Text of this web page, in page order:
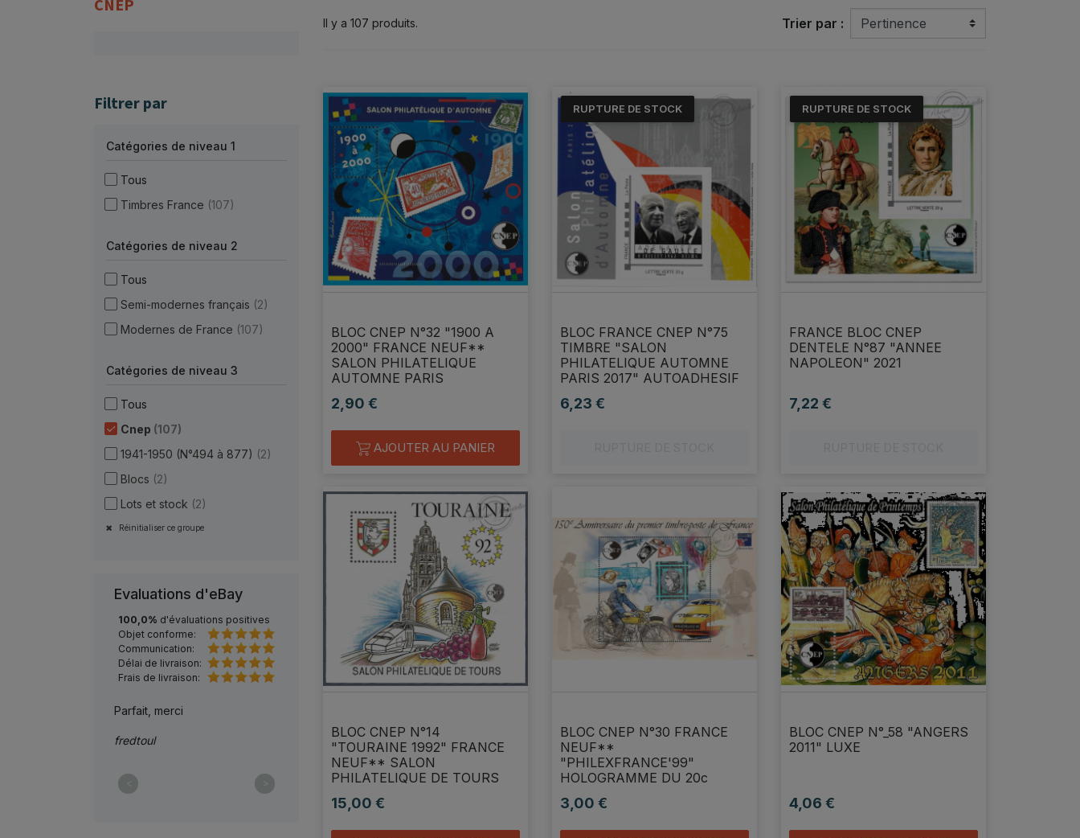
CNEP
Filtrer par
Catégories de niveau 1
Tous
Timbres France (107)
Catégories de niveau 2
Tous
Semi-modernes français (2)
Modernes de France (107)
Catégories de niveau 3
Tous
Cnep (107)
1941-1950 (N°494 à 877) (2)
Blocs (2)
Lots et stock (2)
Réinitialiser ce groupe
Evaluations d'eBay
100,0% d'évaluations positives
Objet conforme:
Communication:
Délai de livraison:
Frais de livraison:
Parfait, merci
fredtoul sauzl caloanla21 3426michel cladv
< >
Il y a 107 produits. Trier par :
BLOC CNEP N°32 "1900 A
2000" FRANCE NEUF**
SALON PHILATELIQUE
AUTOMNE PARIS
Prix
2,90 €
AJOUTER AU PANIER
BLOC FRANCE CNEP N°75
TIMBRE "SALON
PHILATELIQUE AUTOMNE
PARIS 2017" AUTOADHESIF
Prix
6,23 €
RUPTURE DE STOCK
FRANCE BLOC CNEP
DENTELE N°87 "ANNEE
NAPOLEON" 2021
Prix
7,22 €
RUPTURE DE STOCK
BLOC CNEP N°14
"TOURAINE 1992" FRANCE
NEUF** SALON
PHILATELIQUE DE TOURS
Prix
15,00 €
BLOC CNEP N°30 FRANCE
NEUF**
"PHILEXFRANCE'99"
HOLOGRAMME DU 20c
Prix
3,00 €
BLOC CNEP N°_58 "ANGERS
2011" LUXE
Prix
4,06 €